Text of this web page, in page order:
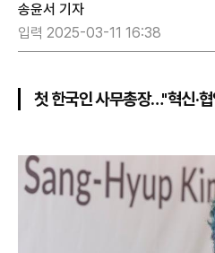
송윤서 기자
입력 2025-03-11 16:38
첫 한국인 사무총장…"혁신·